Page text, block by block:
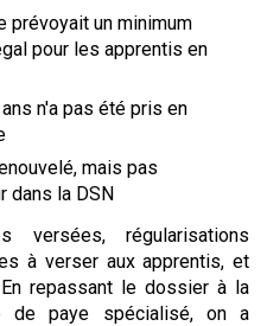
prévoyait un minimum
pour les apprentis en
n'a pas été pris en
mais pas
dans la DSN
versées, régularisations
à verser aux apprentis, et
repassant le dossier à la
de paye spécialisé, on a